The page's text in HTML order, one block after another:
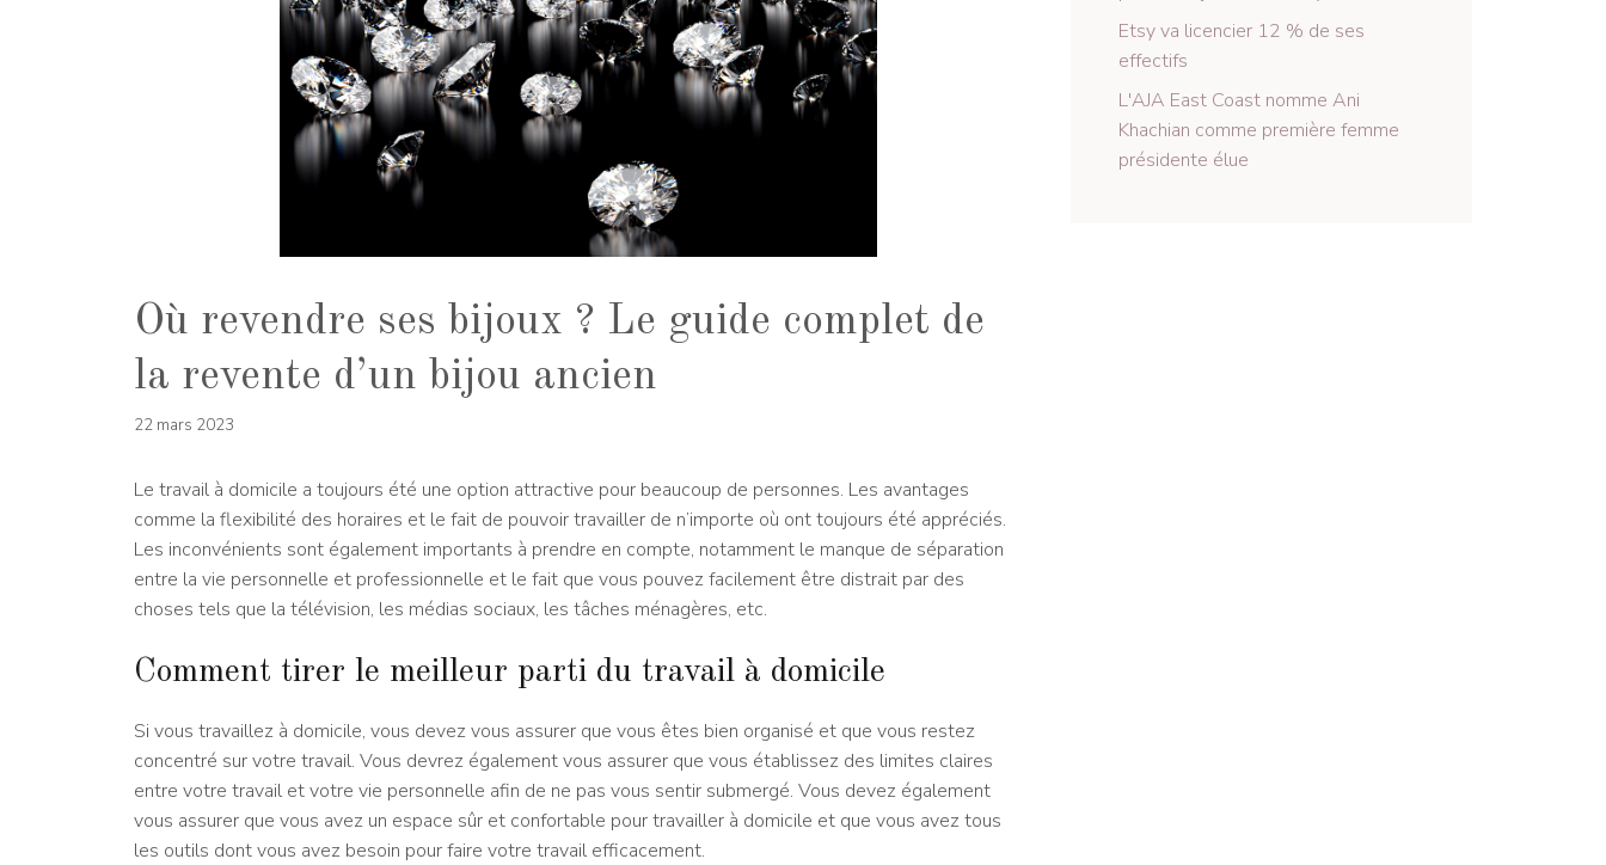
Où revendre ses bijoux ? Le guide complet de
la revente d’un bijou ancien
22 mars 2023
Le travail à domicile a toujours été une option attractive pour beaucoup de personnes. Les avantages
comme la flexibilité des horaires et le fait de pouvoir travailler de n’importe où ont toujours été appréciés.
Les inconvénients sont également importants à prendre en compte, notamment le manque de séparation
entre la vie personnelle et professionnelle et le fait que vous pouvez facilement être distrait par des
choses tels que la télévision, les médias sociaux, les tâches ménagères, etc.
Comment tirer le meilleur parti du travail à domicile
Si vous travaillez à domicile, vous devez vous assurer que vous êtes bien organisé et que vous restez
concentré sur votre travail. Vous devrez également vous assurer que vous établissez des limites claires
entre votre travail et votre vie personnelle afin de ne pas vous sentir submergé. Vous devez également
vous assurer que vous avez un espace sûr et confortable pour travailler à domicile et que vous avez tous
les outils dont vous avez besoin pour faire votre travail efficacement.
Etsy va licencier 12 % de ses
effectifs
L'AJA East Coast nomme Ani
Khachian comme première femme
présidente élue